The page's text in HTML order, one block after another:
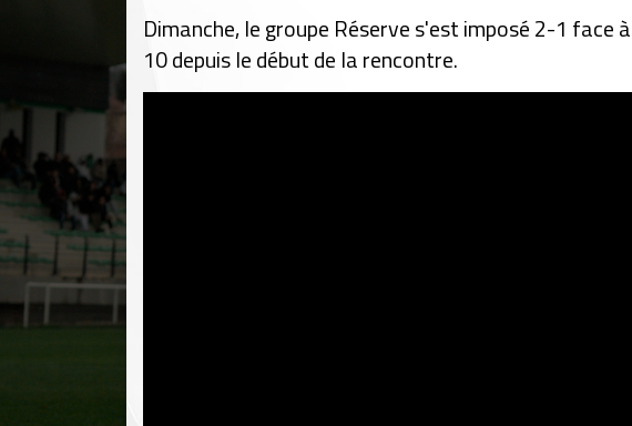
Dimanche, le groupe Réserve s'est imposé 2-1 face
10 depuis le début de la rencontre.